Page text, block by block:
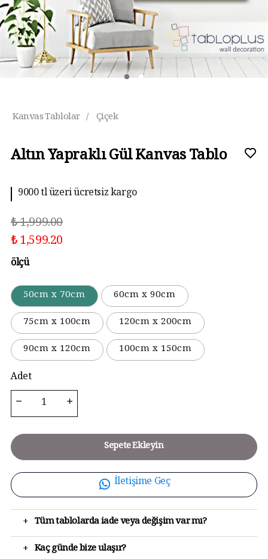
Kanvas Tablolar / Çiçek
Altın Yapraklı Gül Kanvas Tablo
9000 tl üzeri ücretsiz kargo
₺ 1,999.00
₺ 1,599.20
ölçü
50cm x 70cm
60cm x 90cm
75cm x 100cm
120cm x 200cm
90cm x 120cm
100cm x 150cm
Adet
Sepete Ekleyin
İletişime Geç
+ Tüm tablolarda iade veya değişim var mı?
+ Kaç günde bize ulaşır?